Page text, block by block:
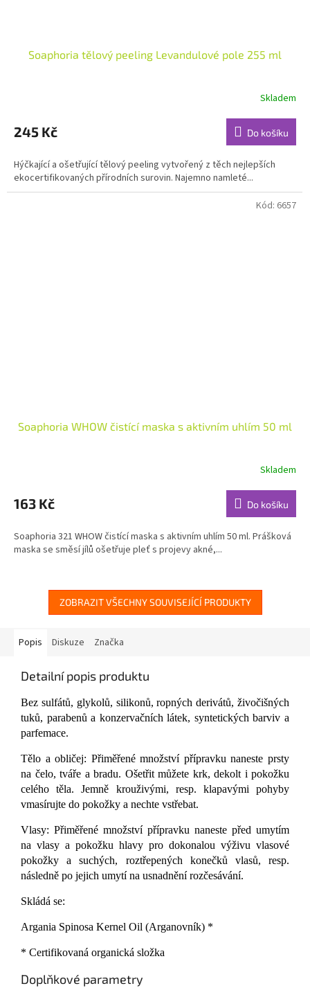
Soaphoria tělový peeling Levandulové pole 255 ml
produktu
je
z
5
hvězdiček.
Skladem
245 Kč Do košíku
Hýčkající a ošetřující tělový peeling vytvořený z těch nejlepších
ekocertifikovaných přírodních surovin. Najemno namleté...
Soaphoria WHOW čistící maska s aktivním uhlím 50 ml
produktu
je
z
5
Skladem
163 Kč Do košíku
Soaphoria 321 WHOW čistící maska s aktivním uhlím 50 ml. Prášková
maska se směsí jílů ošetřuje pleť s projevy akné,...
Kód: 6657
ZOBRAZIT VŠECHNY SOUVISEJÍCÍ PRODUKTY
Popis Diskuze Značka
Detailní popis produktu
Bez sulfátů, glykolů, silikonů, ropných derivátů, živočišných
tuků, parabenů a konzervačních látek, syntetických barviv a
parfemace.
Tělo a obličej: Přiměřené množství přípravku naneste prsty
na čelo, tváře a bradu. Ošetřit můžete krk, dekolt i pokožku
celého těla. Jemně krouživými, resp. klapavými pohyby
vmasírujte do pokožky a nechte vstřebat.
Vlasy: Přiměřené množství přípravku naneste před umytím
na vlasy a pokožku hlavy pro dokonalou výživu vlasové
pokožky a suchých, roztřepených konečků vlasů, resp.
následně po jejich umytí na usnadnění rozčesávání.
Skládá se:
Argania Spinosa Kernel Oil (Arganovník) *
* Certifikovaná organická složka
Doplňkové parametry